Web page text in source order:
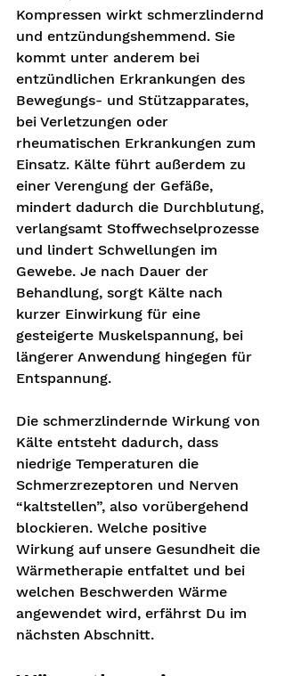
Kompressen wirkt schmerzlindernd
und entzündungshemmend. Sie
kommt unter anderem bei
entzündlichen Erkrankungen des
Bewegungs- und Stützapparates,
bei Verletzungen oder
rheumatischen Erkrankungen zum
Einsatz. Kälte führt außerdem zu
einer Verengung der Gefäße,
mindert dadurch die Durchblutung,
verlangsamt Stoffwechselprozesse
und lindert Schwellungen im
Gewebe. Je nach Dauer der
Behandlung, sorgt Kälte nach
kurzer Einwirkung für eine
gesteigerte Muskelspannung, bei
längerer Anwendung hingegen für
Entspannung.
Die schmerzlindernde Wirkung von
Kälte entsteht dadurch, dass
niedrige Temperaturen die
Schmerzrezeptoren und Nerven
“kaltstellen”, also vorübergehend
blockieren. Welche positive
Wirkung auf unsere Gesundheit die
Wärmetherapie entfaltet und bei
welchen Beschwerden Wärme
angewendet wird, erfährst Du im
nächsten Abschnitt.